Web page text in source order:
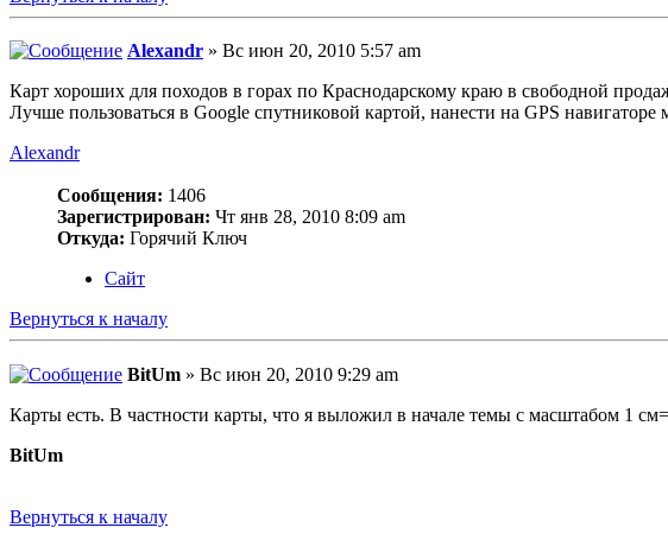
Alexandr » Вс июн 20, 2010 5:57 am
Карт хороших для походов в горах по Краснодарскому краю в свободной
Лучше пользоваться в Google спутниковой картой, нанести на GPS
Alexandr
Сообщения: 1406
Зарегистрирован: Чт янв 28, 2010 8:09 am
Откуда: Горячий Ключ
Сайт
Вернуться к началу
BitUm » Вс июн 20, 2010 9:29 am
Карты есть. В частности карты, что я выложил в начале темы с масштабом 1
BitUm
Вернуться к началу